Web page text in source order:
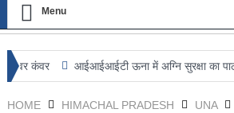
Menu
आईआईआईटी ऊना में अग्नि सुरक्षा का पाठ, फायर मॉक
HOME HIMACHAL PRADESH UNA